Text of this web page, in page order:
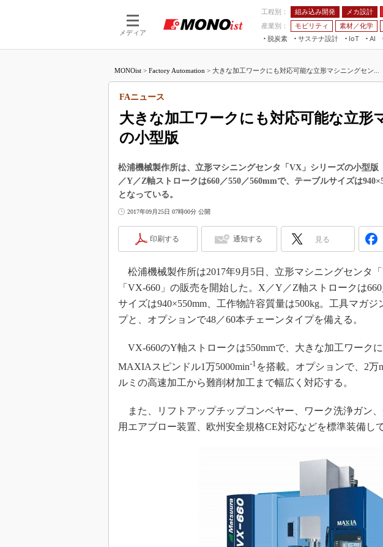
メディア
工程別： 組み込み開発 メカ設計
産業別：
モビリティ 素材／化学
脱炭素
サステナ設計
IoT
つながる工場
AI
AI×設備保全 JIMTOF
IIFES
TECHNO-
EdgeTech+
日本ものづくり
AUTOMOTIVE
産業オープンネ
つなが
VR／AR
フィ
組み
組み
3Dプ
デジ
イノ
製造
植物
知財マ
制御セ
新型
MONOist > Factory Automation > 大きな加工ワークにも対応可能な立形マシニングセン...
大きな加工ワークにも対応可能な立形
の小型版
FAニュース
松浦機械製作所は、立形マシニングセンタ「VX」シリーズの小型版
／Y／Z軸ストロークは660／550／560mmで、テーブルサイズは
となっている。
2017年09月25日 07時00分 公開
印刷する 通知する 見る
松浦機械製作所は2017年9月5日、立形マシニングセンタ
「VX-660」の販売を開始した。X／Y／Z軸ストロークは
サイズは940×550mm、工作物許容質量は500kg。工具マガ
プと、オプションで48／60本チェーンタイプを備える。
VX-660のY軸ストロークは550mmで、大きな加工ワーク
MAXIAスピンドル1万5000min-1 を搭載。オプションで、2万
ルミの高速加工から難削材加工まで幅広く対応する。
また、リフトアップチップコンベヤー、ワーク洗浄ガン
用エアブロー装置、欧州安全規格CE対応などを標準装備し